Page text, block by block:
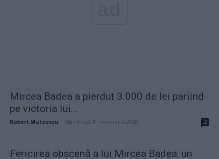
Mircea Badea a pierdut 3.000 de lei pariind
pe victoria lui...
Robert Mateescu duminică, 8 noiembrie 2020 2
Fericirea obscenă a lui Mircea Badea: un